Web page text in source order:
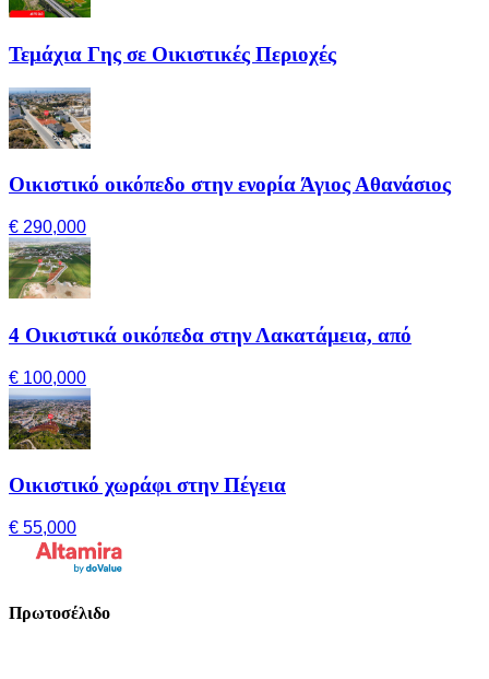
Τεμάχια Γης σε Οικιστικές Περιοχές
Οικιστικό οικόπεδο στην ενορία Άγιος Αθανάσιος
€ 290,000
4 Οικιστικά οικόπεδα στην Λακατάμεια, από
€ 100,000
Οικιστικό χωράφι στην Πέγεια
€ 55,000
Πρωτοσέλιδο